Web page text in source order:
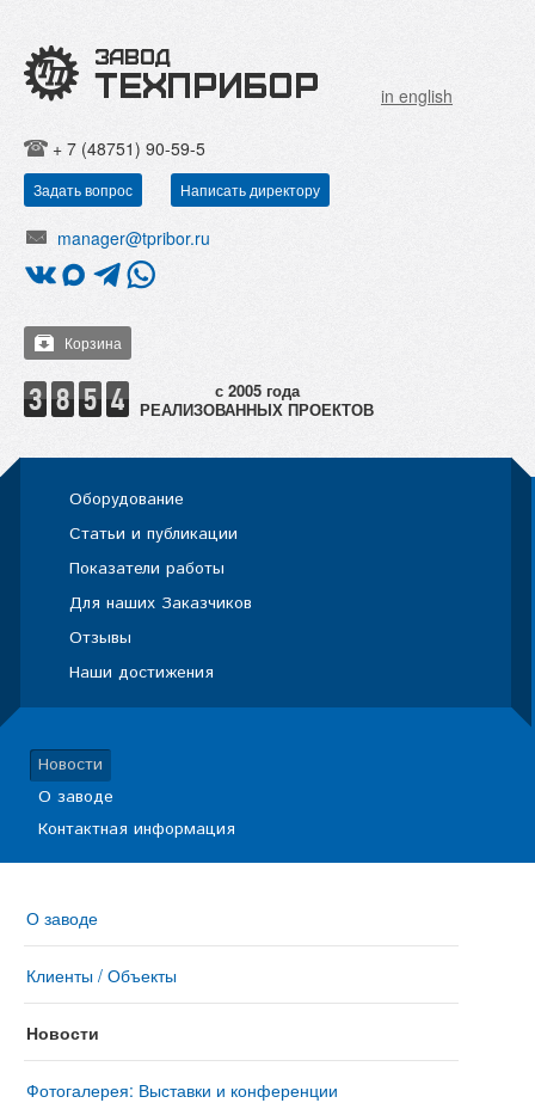
in english
+ 7 (48751) 90-59-5
Задать вопрос Написать директору
manager@tpribor.ru
Корзина
РЕАЛИЗОВАННЫХ ПРОЕКТОВ
Оборудование
Статьи и публикации
Показатели работы
Для наших Заказчиков
Отзывы
Наши достижения
Новости
О заводе
Контактная информация
О заводе
Клиенты / Объекты
Новости
Фотогалерея: Выставки и конференции